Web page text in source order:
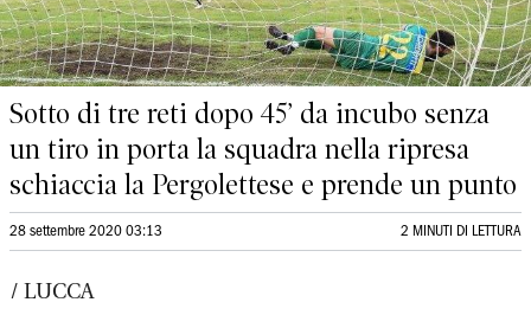
Sotto di tre reti dopo 45’ da incubo senza
un tiro in porta la squadra nella ripresa
schiaccia la Pergolettese e prende un punto
28 settembre 2020 03:13 2 MINUTI DI LETTURA
/ LUCCA